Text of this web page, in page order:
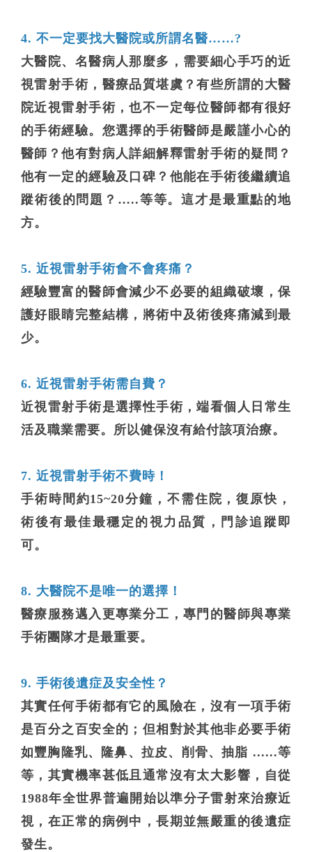
4. 不一定要找大醫院或所謂名醫……?
大醫院、名醫病人那麼多，需要細心手巧的近
視雷射手術，醫療品質堪虞？有些所謂的大醫
院近視雷射手術，也不一定每位醫師都有很好
的手術經驗。您選擇的手術醫師是嚴謹小心的
醫師？他有對病人詳細解釋雷射手術的疑問？
他有一定的經驗及口碑？他能在手術後繼續追
蹤術後的問題？…..等等。這才是最重點的地
方。
5. 近視雷射手術會不會疼痛？
經驗豐富的醫師會減少不必要的組織破壞，保
護好眼睛完整結構，將術中及術後疼痛減到最
少。
6. 近視雷射手術需自費？
近視雷射手術是選擇性手術，端看個人日常生
活及職業需要。所以健保沒有給付該項治療。
7. 近視雷射手術不費時！
手術時間約15~20分鐘，不需住院 ，復原快，
術後有最佳最穩定的視力品質，門診追蹤即
可。
8. 大醫院不是唯一的選擇！
醫療服務邁入更專業分工，專門的醫師與專業
手術團隊才是最重要。
9. 手術後遺症及安全性？
其實任何手術都有它的風險在，沒有一項手術
是百分之百安全的；但相對於其他非必要手術
如豐胸隆乳、隆鼻、拉皮、削骨、抽脂 ......等
等，其實機率甚低且通常沒有太大影響，自從
1988年全世界普遍開始以準分子雷射來治療近
視，在正常的病例中，長期並無嚴重的後遺症
發生。